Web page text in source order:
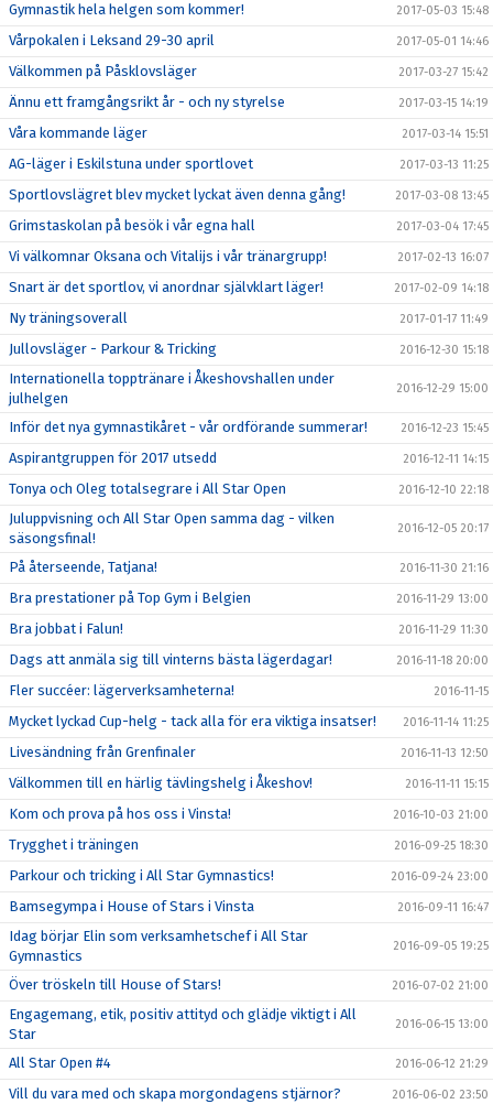
Gymnastik hela helgen som kommer! 2017-05-03 15:48
Vårpokalen i Leksand 29-30 april 2017-05-01 14:46
Välkommen på Påsklovsläger 2017-03-27 15:42
Ännu ett framgångsrikt år - och ny styrelse 2017-03-15 14:19
Våra kommande läger 2017-03-14 15:51
AG-läger i Eskilstuna under sportlovet 2017-03-13 11:25
Sportlovslägret blev mycket lyckat även denna gång! 2017-03-08 13:45
Grimstaskolan på besök i vår egna hall 2017-03-04 17:45
Vi välkomnar Oksana och Vitalijs i vår tränargrupp! 2017-02-13 16:07
Snart är det sportlov, vi anordnar självklart läger! 2017-02-09 14:18
Ny träningsoverall 2017-01-17 11:49
Jullovsläger - Parkour & Tricking 2016-12-30 15:18
Internationella topptränare i Åkeshovshallen under
julhelgen
2016-12-29 15:00
Inför det nya gymnastikåret - vår ordförande summerar! 2016-12-23 15:45
Aspirantgruppen för 2017 utsedd 2016-12-11 14:15
Tonya och Oleg totalsegrare i All Star Open 2016-12-10 22:18
Juluppvisning och All Star Open samma dag - vilken
säsongsfinal!
2016-12-05 20:17
På återseende, Tatjana! 2016-11-30 21:16
Bra prestationer på Top Gym i Belgien 2016-11-29 13:00
Bra jobbat i Falun! 2016-11-29 11:30
Dags att anmäla sig till vinterns bästa lägerdagar! 2016-11-18 20:00
Fler succéer: lägerverksamheterna! 2016-11-15
Mycket lyckad Cup-helg - tack alla för era viktiga insatser! 2016-11-14 11:25
Livesändning från Grenfinaler 2016-11-13 12:50
Välkommen till en härlig tävlingshelg i Åkeshov! 2016-11-11 15:15
Kom och prova på hos oss i Vinsta! 2016-10-03 21:00
Trygghet i träningen 2016-09-25 18:30
Parkour och tricking i All Star Gymnastics! 2016-09-24 23:00
Bamsegympa i House of Stars i Vinsta 2016-09-11 16:47
Idag börjar Elin som verksamhetschef i All Star
Gymnastics
2016-09-05 19:25
Över tröskeln till House of Stars! 2016-07-02 21:00
Engagemang, etik, positiv attityd och glädje viktigt i All
Star
2016-06-15 13:00
All Star Open #4 2016-06-12 21:29
Vill du vara med och skapa morgondagens stjärnor? 2016-06-02 23:50